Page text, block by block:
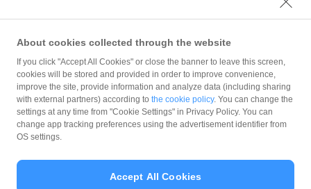
ウェブサイト利用規約
反社会的勢力に対する方針
勧誘方針
マネロン等基本方針
カスタマーハラスメントに関する当社の考え方
About cookies collected through the website
If you click "Accept All Cookies" or close the banner to leave this screen,
cookies will be stored and provided in order to improve convenience,
improve the site, provide information and analyze data (including sharing
with external partners) according to the cookie policy. You can change the
settings at any time from "Cookie Settings" in Privacy Policy. You can
change app tracking preferences using the advertisement identifier from
OS settings.
Accept All Cookies